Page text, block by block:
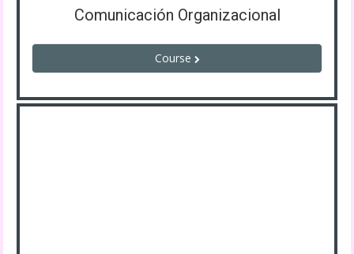
Comunicación Organizacional
Course